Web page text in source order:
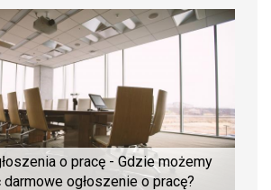
o pracę - Gdzie możemy
ogłoszenie o pracę?